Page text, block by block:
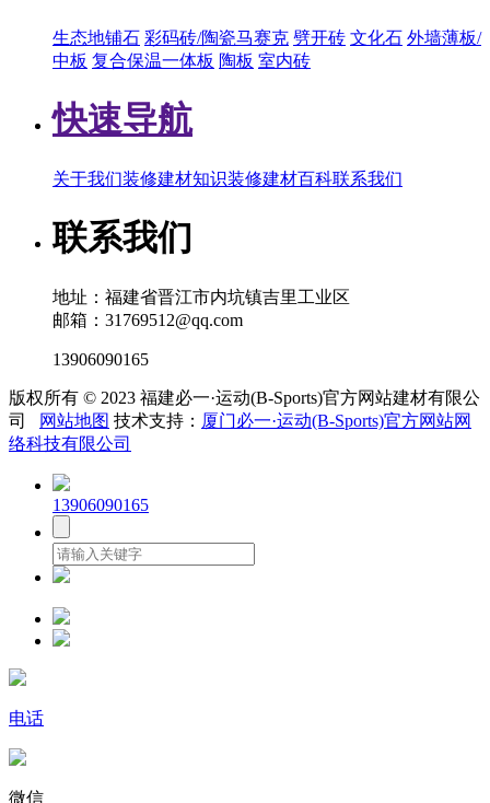
生态地铺石 彩码砖/陶瓷马赛克 劈开砖 文化石 外墙薄板/
中板 复合保温一体板 陶板 室内砖
快速导航
关于我们装修建材知识装修建材百科联系我们
联系我们
地址：福建省晋江市内坑镇吉里工业区
邮箱：31769512@qq.com
13906090165
版权所有 © 2023 福建必一·运动(B-Sports)官方网站建材有限公
司
网站地图 技术支持： 厦门必一·运动(B-Sports)官方网站网
络科技有限公司
13906090165
电话
微信